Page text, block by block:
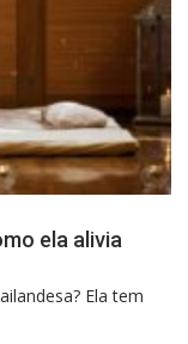
ela alivia
Ela tem